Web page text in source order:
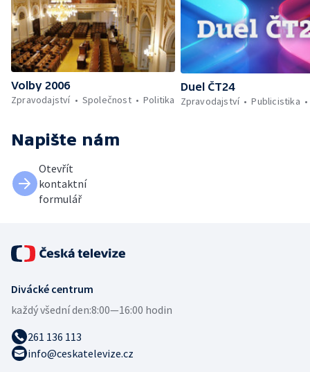
Volby 2006
Zpravodajství
Společnost Politika
Duel ČT24
Zpravodajství
Publicistika
Napište nám
Otevřít
kontaktní
formulář
Divácké centrum
každý všední den:8:00—16:00 hodin
261 136 113
info@ceskatelevize.cz